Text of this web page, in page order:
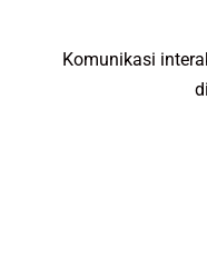
Komunikasi